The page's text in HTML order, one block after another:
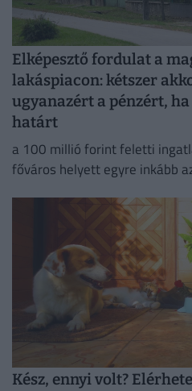
Elképesztő fordulat a
lakáspiacon: kétszer
ugyanazért a pénzért, ha
határt
a 100 millió forint feletti
főváros helyett egyre inkább
Kész, ennyi volt?